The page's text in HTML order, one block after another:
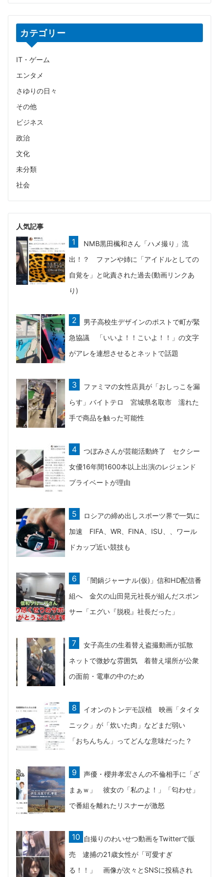
カテゴリー
IT・ゲーム
エンタメ
さゆりの日々
その他
ビジネス
政治
文化
未分類
社会
人気記事
NMB黒田楓和さん「ハメ撮り」流
出！？ ファンや姉に「アイドルとしての
自覚を」と叱責された過去(動画リンクあ
り)
男子高校生デザインのポストで町が緊
急協議 「いいよ！！こいよ！！」の文字
がアレを連想させるとネットで話題
ファミマの女性店員が「おしっこを漏
らす」バイトテロ 宮城県名取市 濡れた
手で商品を触った可能性
つぼみさんが芸能活動終了 セクシー
女優16年間1600本以上出演のレジェンド
プライベートが理由
ロシアの締め出しスポーツ界で一気に
加速 FIFA、WR、FINA、ISU、、ワール
ドカップ近い競技も
「闇鍋ジャーナル(仮)」信和HD配信番
組へ 金欠の山田晃元社長が組んだスポン
サー「エグい『脱税』社長だった」
女子高生の生着替え盗撮動画が拡散
ネットで微妙な雰囲気 着替え場所が公衆
の面前・電車の中のため
イオンのトンデモ誤植 映画「タイタ
ニック」が「炊いた肉」などまだ弱い
「おちんちん」ってどんな意味だった？
声優・櫻井孝宏さんの不倫相手に「ざ
まぁｗ」 彼女の「私のよ！」「匂わせ」
で番組を離れたリスナーが激怒
自撮りのわいせつ動画をTwitterで販
売 逮捕の21歳女性が「可愛すぎ
る！！」 画像が次々とSNSに投稿され